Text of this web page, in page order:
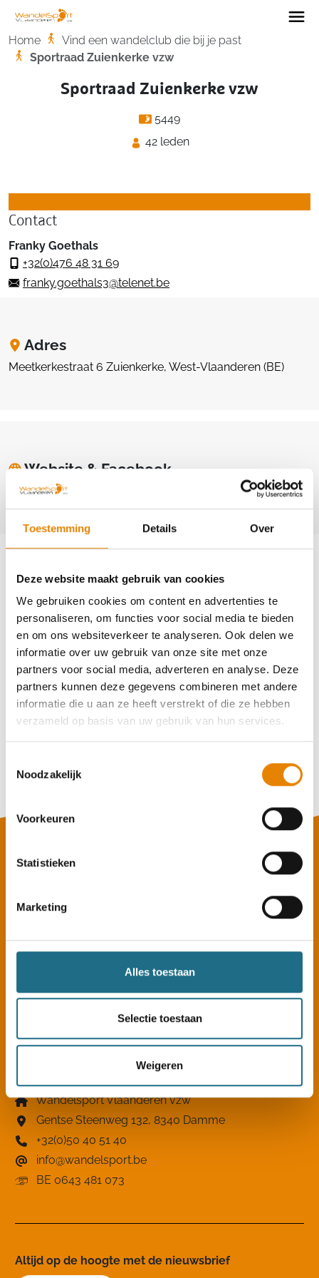
Toestemming Details Over
Deze website maakt gebruik van cookies
We gebruiken cookies om content en advertenties te
personaliseren, om functies voor social media te bieden
en om ons websiteverkeer te analyseren. Ook delen we
informatie over uw gebruik van onze site met onze
partners voor social media, adverteren en analyse. Deze
partners kunnen deze gegevens combineren met andere
informatie die u aan ze heeft verstrekt of die ze hebben
verzameld op basis van uw gebruik van hun services.
Noodzakelijk
Voorkeuren
Statistieken
Marketing
Alles toestaan
Selectie toestaan
Weigeren
Home
Vind een wandelclub die bij je past
Sportraad Zuienkerke vzw
Sportraad Zuienkerke vzw
5449
42 leden
Contact
Franky Goethals
+32(0)476 48 31 69
franky.goethals3@telenet.be
Adres
Meetkerkestraat 6 Zuienkerke, West-Vlaanderen (BE)
Website & Facebook
https://zuienkerkesportraad.webnode.nl
Aankomende wandeltochten van deze
club
Oudlandpoldertocht
4 km 7 km 13 km 18 km 24 km
Zondag 6 september 2026
Clubzoeker
Opleidingen
Clubkampioenschap
Over ons
Pers & adverteren
Wandelsport Vlaanderen vzw
Gentse Steenweg 132, 8340 Damme
+32(0)50 40 51 40
info@wandelsport.be
BE 0643 481 073
Altijd op de hoogte ​met de nieuwsbrief